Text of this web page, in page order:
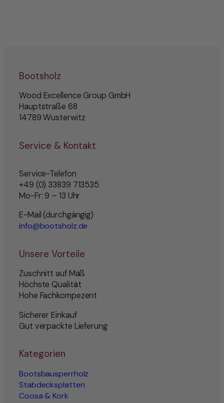
Bootsholz
Wood Excellence Group GmbH
Hauptstraße 68
14789 Wusterwitz
Service & Kontakt
Service-Telefon
+49 (0) 33839 713535
Mo-Fr: 9 – 13 Uhr
E-Mail (durchgängig)
info@bootsholz.de
Unsere Vorteile
Zuschnitt auf Maß
Höchste Qualität
Hohe Fachkompezent
Sicherer Einkauf
Gut verpackte Lieferung
Kategorien
Bootsbausperrholz
Stabdecksplatten
Coosa & Kork